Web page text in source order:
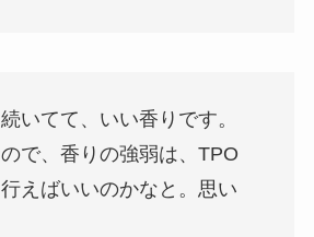
いてて、いい香りです。
で、香りの強弱は、TPO
えばいいのかなと。思い